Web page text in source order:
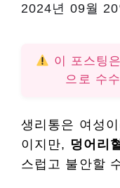
2024년 09월 20
이 포스팅
으로 수
생리통은 여성
이지만, 덩어리
스럽고 불안할